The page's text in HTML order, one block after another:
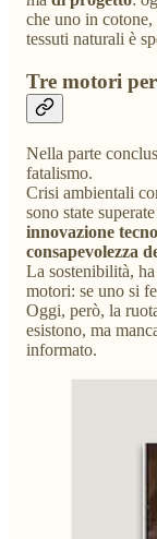
che uno in cotone,
tessuti naturali è
Tre motori
Nella parte
fatalismo.
Crisi ambientali
sono state
innovazione
consapevolezza
La sostenibilità,
motori: se uno si
Oggi, però, la
esistono, ma
informato.